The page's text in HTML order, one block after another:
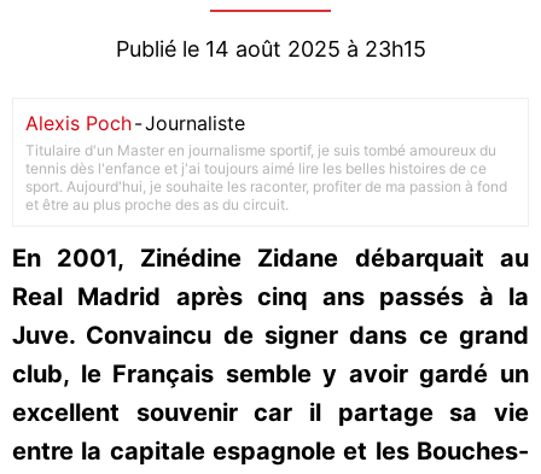
Publié le 14 août 2025 à 23h15
Alexis Poch-Journaliste
Titulaire d'un Master en journalisme sportif, je suis tombé amoureux du
tennis dès l'enfance et j'ai toujours aimé lire les belles histoires de ce
sport. Aujourd'hui, je souhaite les raconter, profiter de ma passion à fond
et être au plus proche des as du circuit.
En 2001, Zinédine Zidane débarquait au
Real Madrid après cinq ans passés à la
Juve. Convaincu de signer dans ce grand
club, le Français semble y avoir gardé un
excellent souvenir car il partage sa vie
entre la capitale espagnole et les Bouches-